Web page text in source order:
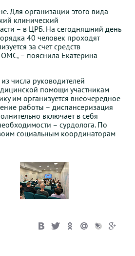
Для организации этого вида
клинический
– в ЦРБ. На сегодняшний день
40 человек проходят
за счет средств
– пояснила Екатерина
числа руководителей
помощи участникам
им организуется внеочередное
работы – диспансеризация
включает в себя
– сурдолога. По
социальным координаторам